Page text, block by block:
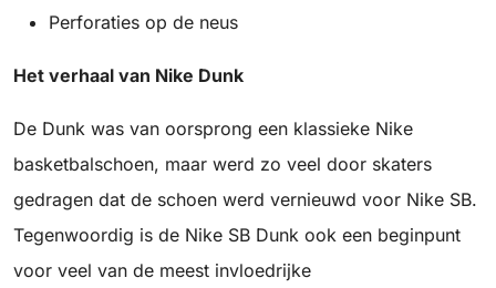
Perforaties op de neus
Het verhaal van Nike Dunk
De Dunk was van oorsprong een klassieke Nike
basketbalschoen, maar werd zo veel door skaters
gedragen dat de schoen werd vernieuwd voor Nike SB.
Tegenwoordig is de Nike SB Dunk ook een beginpunt
voor veel van de meest invloedrijke